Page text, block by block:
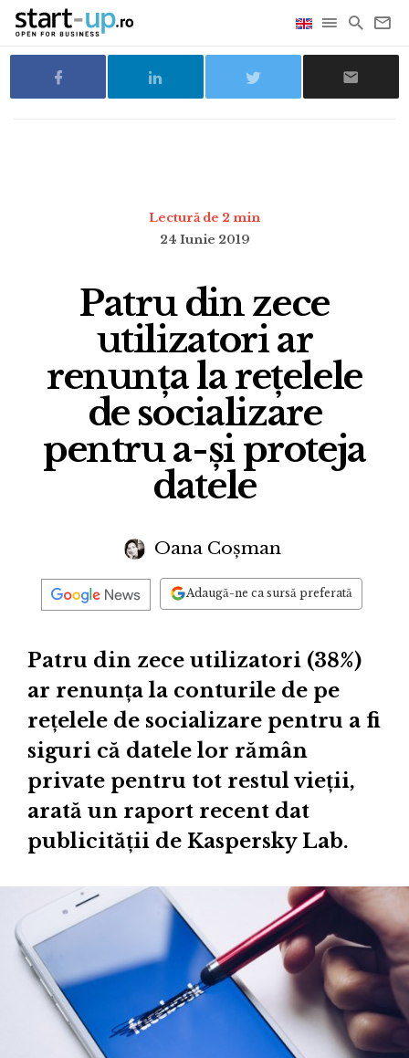
Lectură de 2 min
24 Iunie 2019
Patru din zece
utilizatori ar
renunța la rețelele
de socializare
pentru a-și proteja
datele
Oana Coșman
Adaugă-ne ca sursă preferată
Patru din zece utilizatori (38%)
ar renunța la conturile de pe
rețelele de socializare pentru a fi
siguri că datele lor rămân
private pentru tot restul vieții,
arată un raport recent dat
publicității de Kaspersky Lab.